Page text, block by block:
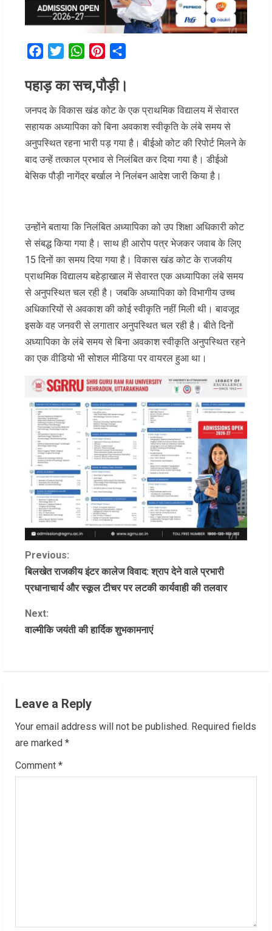
FacebookTwitterWhatsAppPinterest
पहाड़ का सच,पौड़ी।
जनपद के विकास खंड कोट के एक प्राथमिक विद्यालय में सेवारत
सहायक अध्यापिका को बिना अवकाश स्वीकृति के लंबे समय से
अनुपस्थित रहना भारी पड़ गया है। बीईओ कोट की रिपोर्ट मिलने के
बाद उन्हें तत्काल प्रभाव से निलंबित कर दिया गया है। डीईओ
बेसिक पौड़ी नागेंद्र बर्खाल ने निलंबन आदेश जारी किया है।
उन्होंने बताया कि निलंबित अध्यापिका को उप शिक्षा अधिकारी कोट
से संबद्ध किया गया है। साथ ही आरोप पत्र भेजकर जवाब के लिए
15 दिनों का समय दिया गया है। विकास खंड कोट के राजकीय
प्राथमिक विद्यालय बहेड़ाखाल में सेवारत एक अध्यापिका लंबे समय
से अनुपस्थित चल रही है। जबकि अध्यापिका को विभागीय उच्च
अधिकारियों से अवकाश की कोई स्वीकृति नहीं मिली थी। बावजूद
इसके वह जनवरी से लगातार अनुपस्थित चल रही है। बीते दिनों
अध्यापिका के लंबे समय से बिना अवकाश स्वीकृति अनुपस्थित रहने
का एक वीडियो भी सोशल मीडिया पर वायरल हुआ था।
C
o
n
t
u
e
R
Previous:
बिलखेत राजकीय इंटर कालेज विवाद: श्राप देने वाले प्रभारी
प्रधानाचार्य और स्कूल टीचर पर लटकी कार्यवाही की तलवार
Next:
वाल्मीकि जयंती की हार्दिक शुभकामनाएं
Leave a Reply
Your email address will not be published. Required fields
are marked *
Comment *